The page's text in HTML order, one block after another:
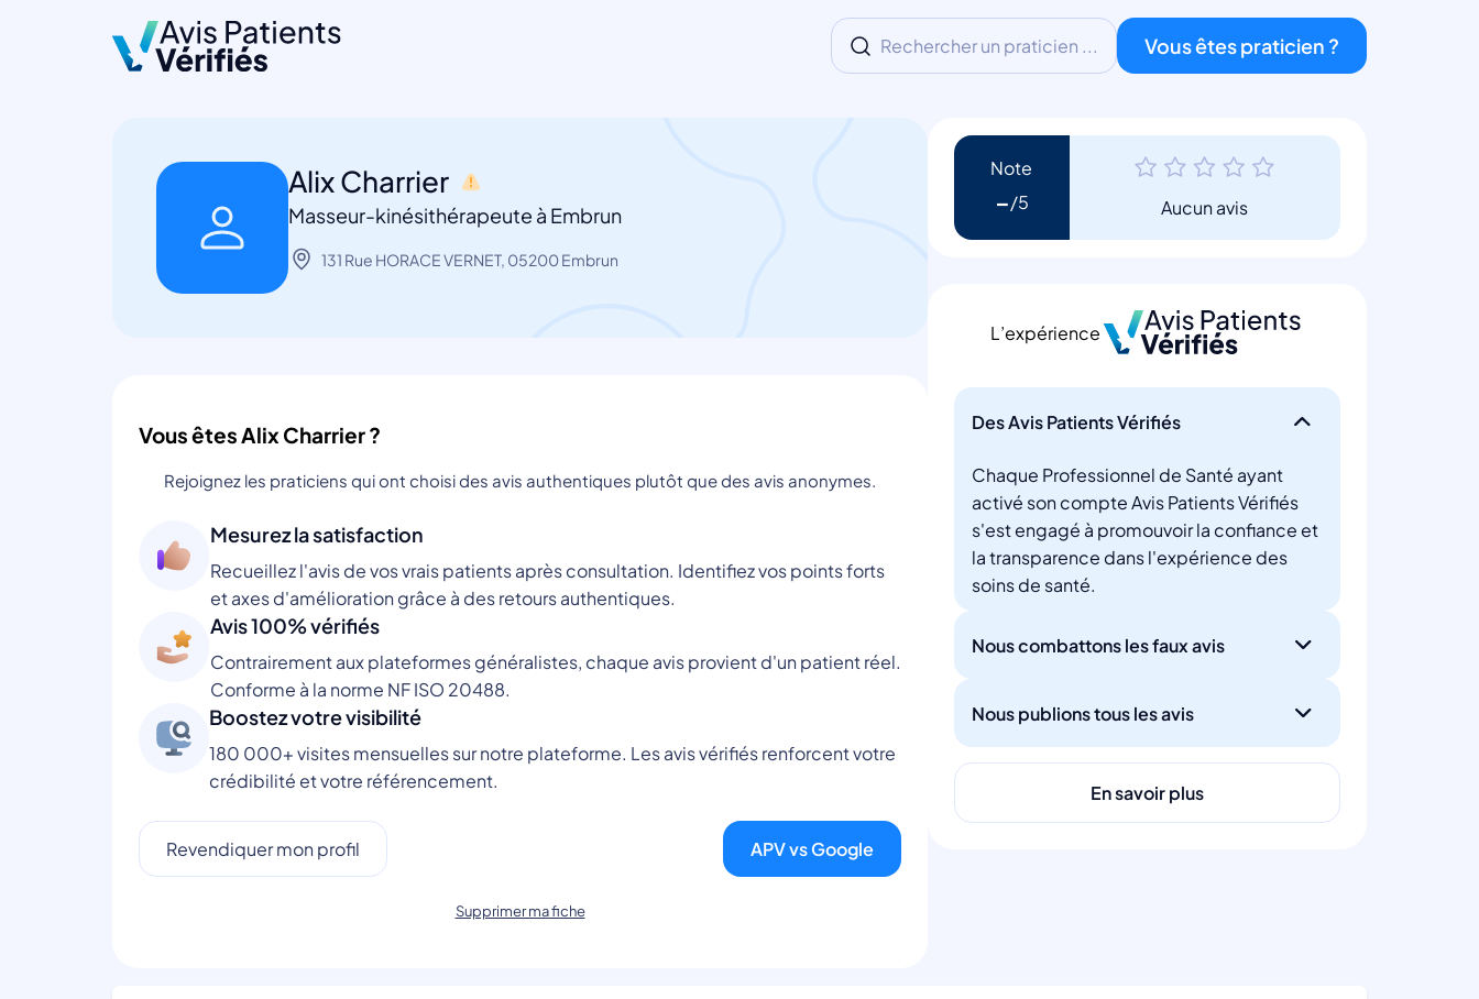
Rechercher un praticien ... Vous êtes praticien ?
Alix Charrier
Masseur-kinésithérapeute à Embrun
131 Rue HORACE VERNET, 05200 Embrun
Vous êtes Alix Charrier ?
Rejoignez les praticiens qui ont choisi des avis authentiques plutôt que des avis anonymes.
Mesurez la satisfaction
Recueillez l'avis de vos vrais patients après consultation. Identifiez vos points forts
et axes d'amélioration grâce à des retours authentiques.
Avis 100% vérifiés
Contrairement aux plateformes généralistes, chaque avis provient d'un patient réel.
Conforme à la norme NF ISO 20488.
Boostez votre visibilité
180 000+ visites mensuelles sur notre plateforme. Les avis vérifiés renforcent votre
crédibilité et votre référencement.
Revendiquer mon profil APV vs Google
Supprimer ma fiche
Note
- Aucun avis
L’expérience
Des Avis Patients Vérifiés
Chaque Professionnel de Santé ayant
activé son compte Avis Patients Vérifiés
s'est engagé à promouvoir la confiance et
la transparence dans l'expérience des
soins de santé.
Nous combattons les faux avis
Nous publions tous les avis
En savoir plus